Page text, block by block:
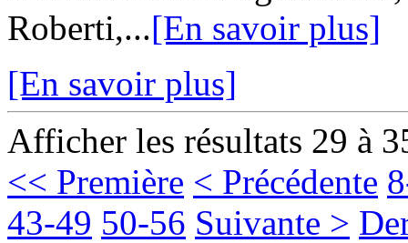
Roberti,...[En savoir plus]
[En savoir plus]
Afficher les résultats 29 à
<< Première < Précédente
43-49 50-56 Suivante >